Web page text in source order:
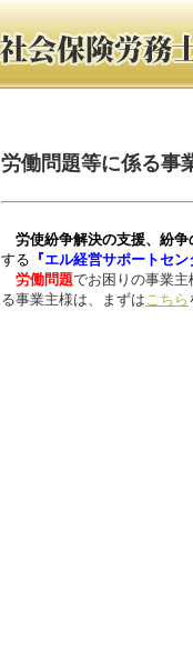
労働問題等に係る事
労使紛争解決の支援、紛
する 『エル経営サポートセ
労働問題でお困りの事業主
る事業主様は、まずはこちら